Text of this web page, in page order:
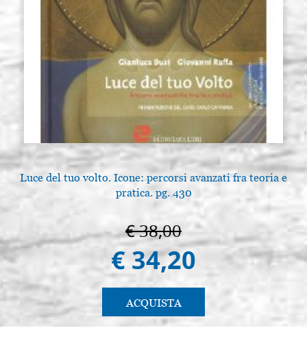
Luce del tuo volto. Icone: percorsi avanzati fra teoria e
pratica. pg. 430
€ 38,00
€ 34,20
ACQUISTA